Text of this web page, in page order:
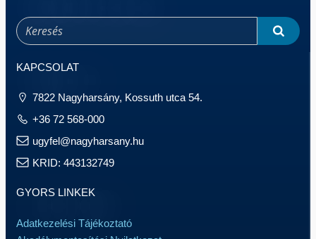
KAPCSOLAT
7822 Nagyharsány, Kossuth utca 54.
+36 72 568-000
ugyfel@nagyharsany.hu
KRID: 443132749
GYORS LINKEK
Adatkezelési Tájékoztató